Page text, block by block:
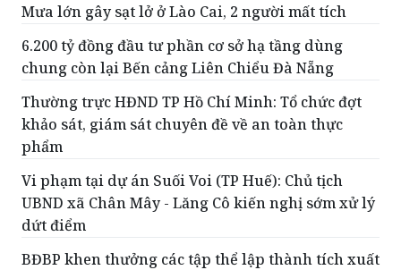
Mưa lớn gây sạt lở ở Lào Cai, 2 người mất tích
6.200 tỷ đồng đầu tư phần cơ sở hạ tầng dùng
chung còn lại Bến cảng Liên Chiểu Đà Nẵng
Thường trực HĐND TP Hồ Chí Minh: Tổ chức đợt
khảo sát, giám sát chuyên đề về an toàn thực
phẩm
Vi phạm tại dự án Suối Voi (TP Huế): Chủ tịch
UBND xã Chân Mây - Lăng Cô kiến nghị sớm xử lý
dứt điểm
BĐBP khen thưởng các tập thể lập thành tích xuất